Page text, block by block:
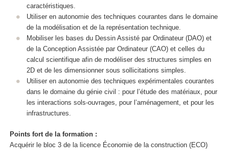
caractéristiques.
Utiliser en autonomie des techniques courantes dans le domaine
de la modélisation et de la représentation technique.
Mobiliser les bases du Dessin Assisté par Ordinateur (DAO) et
de la Conception Assistée par Ordinateur (CAO) et celles du
calcul scientifique afin de modéliser des structures simples en
2D et de les dimensionner sous sollicitations simples.
Utiliser en autonomie des techniques expérimentales courantes
dans le domaine du génie civil : pour l’étude des matériaux, pour
les interactions sols-ouvrages, pour l’aménagement, et pour les
infrastructures.
Points fort de la formation :
Acquérir le bloc 3 de la licence Économie de la construction (ECO)